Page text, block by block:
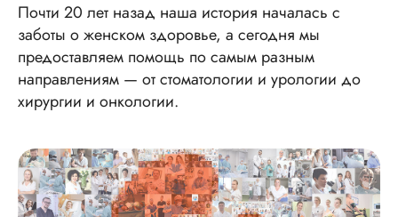
Почти 20 лет назад наша история началась с
заботы о женском здоровье, а сегодня мы
предоставляем помощь по самым разным
направлениям — от стоматологии и урологии до
хирургии и онкологии.